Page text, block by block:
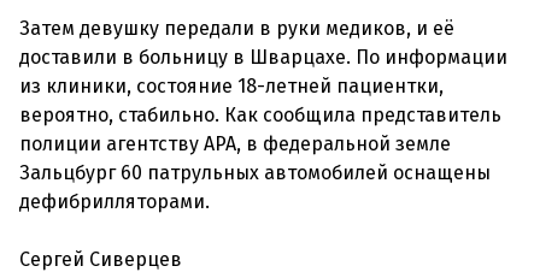
Затем девушку передали в руки медиков, и её
доставили в больницу в Шварцахе. По информации
из клиники, состояние 18-летней пациентки,
вероятно, стабильно. Как сообщила представитель
полиции агентству APA, в федеральной земле
Зальцбург 60 патрульных автомобилей оснащены
дефибрилляторами.
Сергей Сиверцев